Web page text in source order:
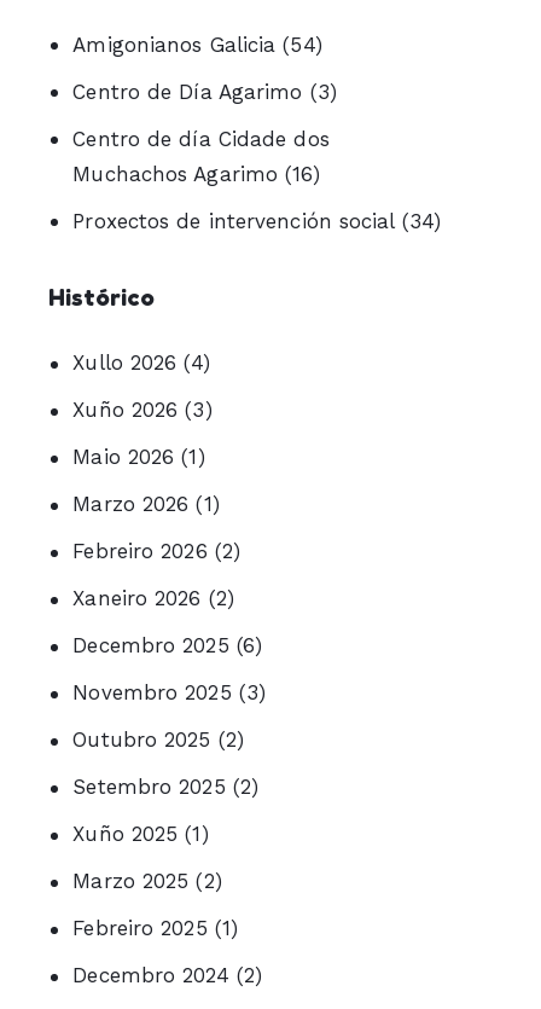
Amigonianos Galicia (54)
Centro de Día Agarimo (3)
Centro de día Cidade dos
Muchachos Agarimo (16)
Proxectos de intervención social(34)
Histórico
Xullo 2026 (4)
Xuño 2026 (3)
Maio 2026 (1)
Marzo 2026 (1)
Febreiro 2026 (2)
Xaneiro 2026 (2)
Decembro 2025 (6)
Novembro 2025 (3)
Outubro 2025 (2)
Setembro 2025 (2)
Xuño 2025 (1)
Marzo 2025 (2)
Febreiro 2025 (1)
Decembro 2024 (2)